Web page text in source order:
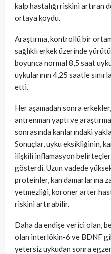
kalp hastalığı riskini artıran
ortaya koydu.
Araştırma, kontrollü bir
sağlıklı erkek üzerinde
boyunca normal 8,5 saat
uykularının 4,25 saatle
etti.
Her aşamadan sonra
antrenman yaptı ve
sonrasında kanlarındaki
Sonuçlar, uyku eksikliğinin,
ilişkili inflamasyon
gösterdi. Uzun vadede
proteinler, kan damarlarına
yetmezliği, koroner arter
riskini artırabilir.
Daha da endişe verici olan,
olan interlökin-6 ve BDNF
yetersiz uykudan sonra